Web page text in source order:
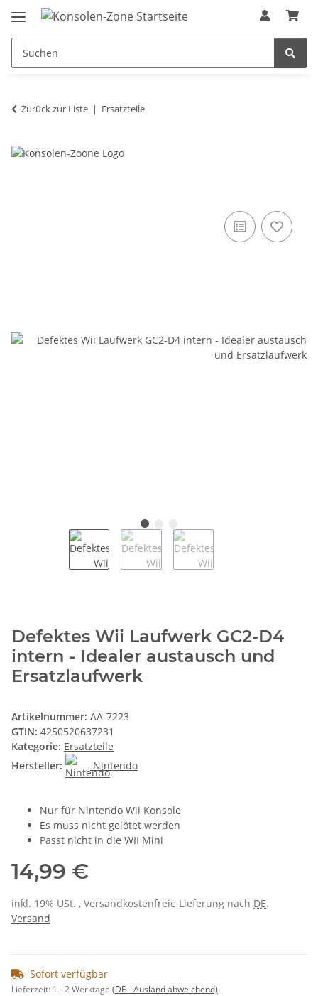
Zurück zur Liste Ersatzteile
Defektes Wii Laufwerk GC2-D4
intern - Idealer austausch und
Ersatzlaufwerk
Artikelnummer: AA-7223
GTIN: 4250520637231
Kategorie: Ersatzteile
Hersteller:
Nintendo
Nur für Nintendo Wii Konsole
Es muss nicht gelötet werden
Passt nicht in die WII Mini
14,99 €
inkl. 19% USt. , Versandkostenfreie Lieferung nach DE.
Versand
Sofort verfügbar
Lieferzeit: 1 - 2 Werktage (DE - Ausland abweichend)